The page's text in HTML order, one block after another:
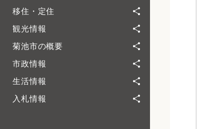
移住・定住
観光情報
菊池市の概要
市政情報
生活情報
入札情報